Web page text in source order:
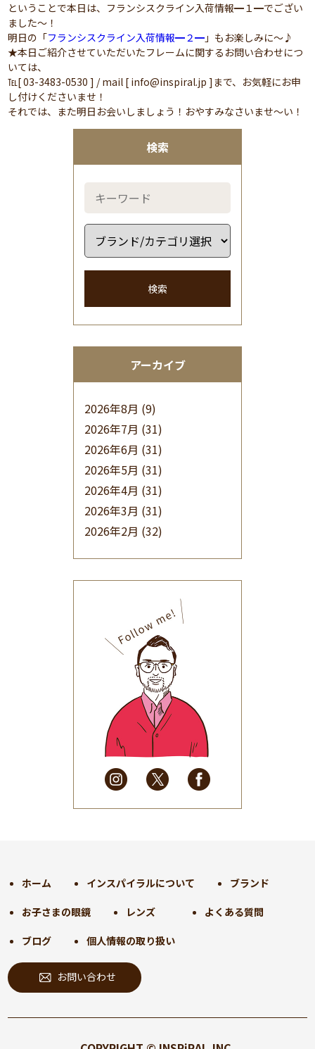
検索
検索
アーカイブ
2026年8月 (9)
2026年7月 (31)
2026年6月 (31)
2026年5月 (31)
2026年4月 (31)
2026年3月 (31)
2026年2月 (32)
(32)
2025年9月(30)
2025年8月(31)
2025年7月(37)
2025年6月(48)
2025年5月
(41)
2025年4月
(32)
2025年3月(31)
2025年2月
(28)
2025年1月
(34)
2024年9月(30)
2024年7月(31)
2024年6月(30)
2024年5月
2024年4月 (32)
2024年2月(31)
2024年1月(45)
ということで本日は、フランシスクライン入荷情報━１━でござい
ました～！
明日の「フランシスクライン入荷情報━２━ 」もお楽しみに～♪
★本日ご紹介させていただいたフレームに関するお問い合わせにつ
いては、
℡[ 03-3483-0530 ] / mail [ info@inspiral.jp ]まで、お気軽にお申
し付けくださいませ！
それでは、また明日お会いしましょう！おやすみなさいませ～い！
ホーム インスパイラルについて ブランド
お子さまの眼鏡 レンズ よくある質問
ブログ 個人情報の取り扱い
お問い合わせ